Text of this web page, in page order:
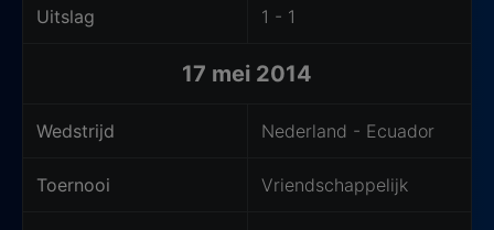
Uitslag 1 - 1
17 mei 2014
Wedstrijd Nederland - Ecuador
Toernooi Vriendschappelijk